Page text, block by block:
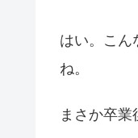
はい。こん
ね。
まさか卒